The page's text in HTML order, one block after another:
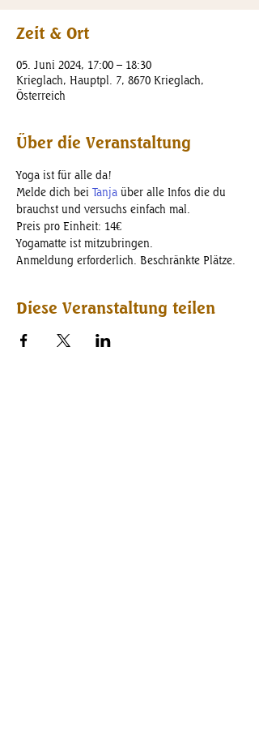
Zeit & Ort
05. Juni 2024, 17:00 – 18:30
Krieglach, Hauptpl. 7, 8670 Krieglach,
Österreich
Über die Veranstaltung
Yoga ist für alle da!
Melde dich bei Tanja über alle Infos die du
brauchst und versuchs einfach mal.
Preis pro Einheit: 14€
Yogamatte ist mitzubringen.
Anmeldung erforderlich. Beschränkte Plätze.
Diese Veranstaltung teilen